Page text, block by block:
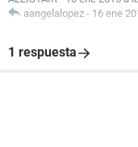
aangelalopez - 16 ene
1 respuesta